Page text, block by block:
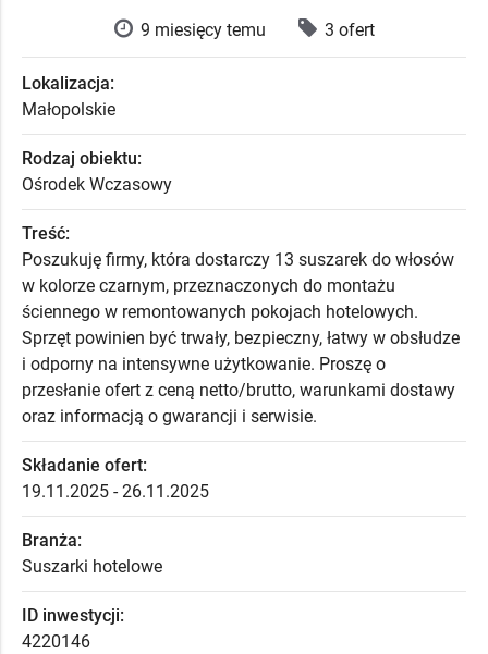
9 miesięcy temu 3 ofert
Lokalizacja:
Małopolskie
Rodzaj obiektu:
Ośrodek Wczasowy
Treść:
Poszukuję firmy, która dostarczy 13 suszarek do włosów
w kolorze czarnym, przeznaczonych do montażu
ściennego w remontowanych pokojach hotelowych.
Sprzęt powinien być trwały, bezpieczny, łatwy w obsłudze
i odporny na intensywne użytkowanie. Proszę o
przesłanie ofert z ceną netto/brutto, warunkami dostawy
oraz informacją o gwarancji i serwisie.
Składanie ofert:
19.11.2025 - 26.11.2025
Branża:
Suszarki hotelowe
ID inwestycji:
4220146